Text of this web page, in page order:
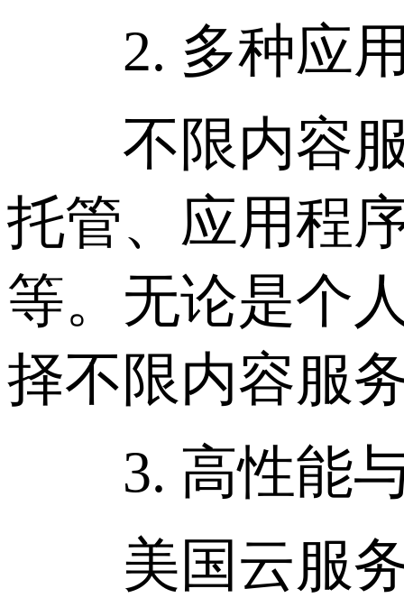
2. 多种应用
不限内容服
托管、应用程
等。无论是个
择不限内容服
3. 高性能与
美国云服务